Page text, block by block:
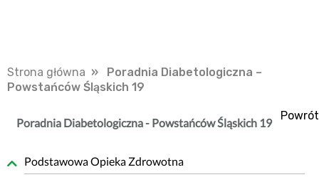
Strona główna » Poradnia Diabetologiczna –
Powstańców Śląskich 19
Powrót
Poradnia Diabetologiczna - Powstańców Śląskich 19
Podstawowa Opieka Zdrowotna